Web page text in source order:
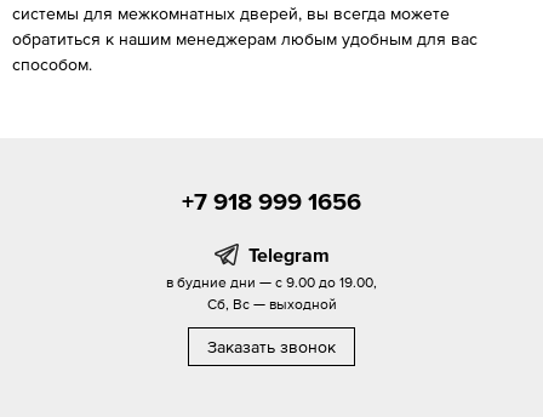
системы для межкомнатных дверей, вы всегда можете
обратиться к нашим менеджерам любым удобным для вас
способом.
+7 918 999 1656
Telegram
в будние дни — с 9.00 до 19.00,
Сб, Вс — выходной
Заказать звонок